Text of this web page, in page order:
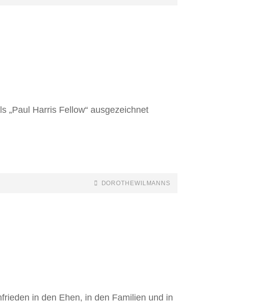
„Paul Harris Fellow“ ausgezeichnet
DOROTHEWILMANNS
in den Ehen, in den Familien und in